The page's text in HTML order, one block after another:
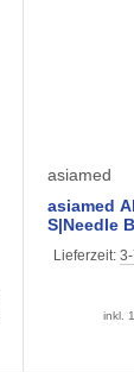
asiamed
asiamed
S|Needle
Lieferzeit:
inkl.